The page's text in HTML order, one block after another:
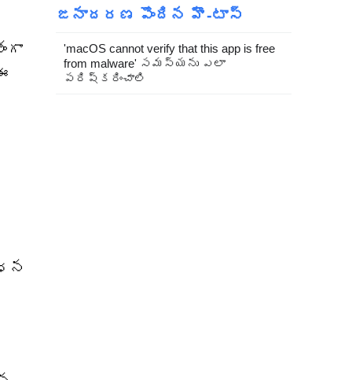
జనాదరణ పొందిన హౌ-టాస్
'macOS cannot verify that this app is free
from malware' సమస్యను ఎలా
పరిష్కరించాలి